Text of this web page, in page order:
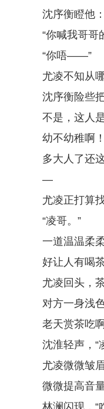
沈序衡瞪他
“你喊我哥哥
“你唔——”
尤凌不知从
沈序衡险些
不是，这人
幼不幼稚啊！
多大人了还
—
尤凌正打算
“凌哥。”
一道温温柔
好让人有喝
尤凌回头，
对方一身浅
老天赏茶吃啊
沈淮轻声，“
尤凌微微皱
微微提高音
林澜闪现，“